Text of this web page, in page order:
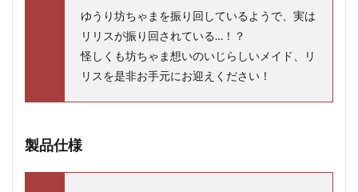
ゆうり坊ちゃまを振り回しているようで、実は
リリスが振り回されている…！？
怪しくも坊ちゃま想いのいじらしいメイド、リ
リスを是非お手元にお迎えください！
製品仕様